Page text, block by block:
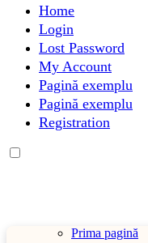
Home
Login
Lost Password
My Account
Pagină exemplu
Pagină exemplu
Registration
Prima pagină